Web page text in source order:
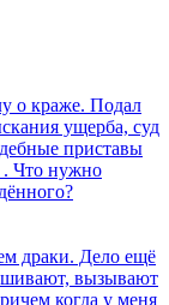
о краже. Подал
ущерба, суд
приставы
. Что нужно
драки. Дело ещё
вызывают
когда у меня